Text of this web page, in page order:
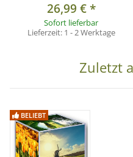
26,99 €*
Sofort lieferbar
Lieferzeit: 1 - 2 Werktage
Zuletzt
BELIEBT